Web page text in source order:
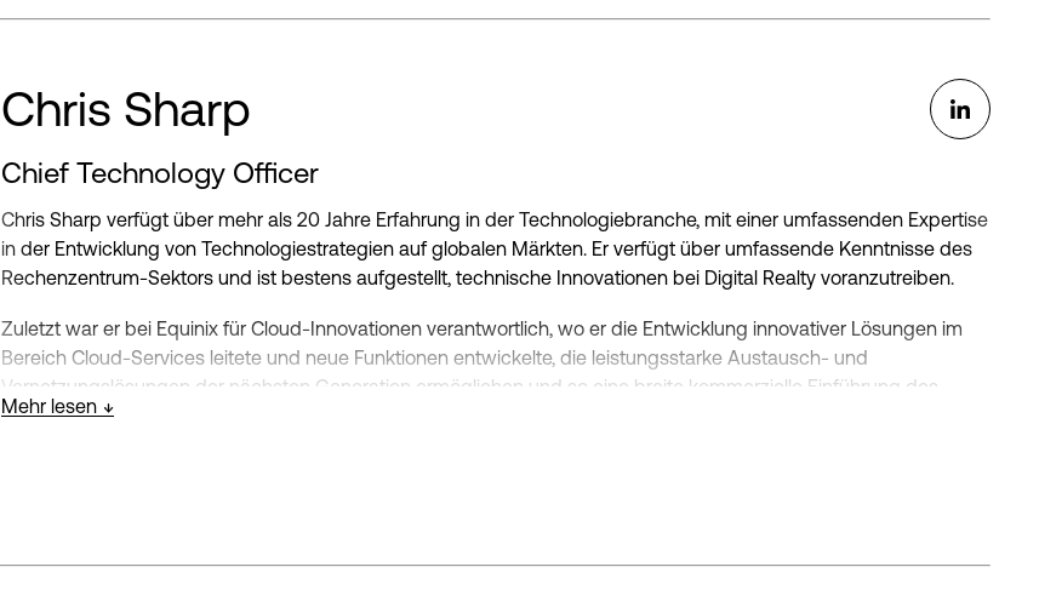
nachfolgenden Integrationsbemühungen zu leiten und engagierte Belegschaften zu schaffen.
Chris Sharp
Chief Technology Officer
Chris Sharp verfügt über mehr als 20 Jahre Erfahrung in der Technologiebranche, mit einer umfassenden Expertise
in der Entwicklung von Technologiestrategien auf globalen Märkten. Er verfügt über umfassende Kenntnisse des
Rechenzentrum-Sektors und ist bestens aufgestellt, technische Innovationen bei Digital Realty voranzutreiben.
Zuletzt war er bei Equinix für Cloud-Innovationen verantwortlich, wo er die Entwicklung innovativer Lösungen im
Bereich Cloud-Services leitete und neue Funktionen entwickelte, die leistungsstarke Austausch- und
Vernetzungslösungen der nächsten Generation ermöglichen und so eine breite kommerzielle Einführung des
Cloud-Computing weltweit fördern.
Mehr lesen